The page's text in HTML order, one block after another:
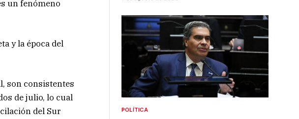
un fenómeno
y la época del
son consistentes
de julio, lo cual
del Sur
POLÍTICA